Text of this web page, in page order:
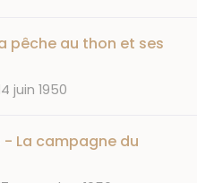
pêche au thon et ses
juin 1950
- La campagne du